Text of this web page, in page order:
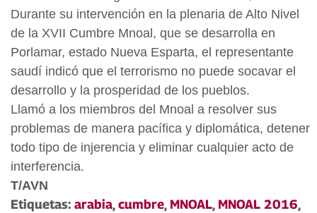
Durante su intervención en la plenaria de Alto Nivel
de la XVII Cumbre Mnoal, que se desarrolla en
Porlamar, estado Nueva Esparta, el representante
saudí indicó que el terrorismo no puede socavar el
desarrollo y la prosperidad de los pueblos.
Llamó a los miembros del Mnoal a resolver sus
problemas de manera pacífica y diplomática, detener
todo tipo de injerencia y eliminar cualquier acto de
interferencia.
T/AVN
Etiquetas: arabia,cumbre, MNOAL, MNOAL 2016,